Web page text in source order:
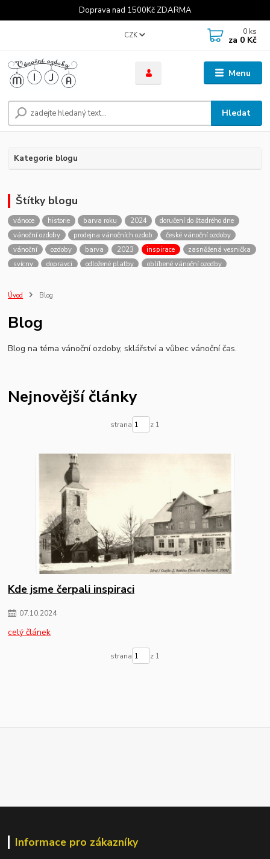
Doprava nad 1500Kč ZDARMA
Menu
CZK
Hledat
0 ks
za 0 Kč
Kategorie blogu
Štítky blogu
vánoce historie barva roku 2024
doručení do štadrého dne
vánoční ozdoby
prodejna vánočních ozdob
české vánoční ozdoby
vánoční
ozdoby barva 2023 inspirace
zasněžená vesnička
svícny
dopravci odložené platby
oblíbené vánoční ozodby
Úvod
Blog
Blog
Blog na téma vánoční ozdoby, sklářství a vůbec vánoční čas.
Nejnovější články
strana z 1
Kde jsme čerpali inspiraci
07.10.2024
celý článek
strana z 1
Informace pro zákazníky